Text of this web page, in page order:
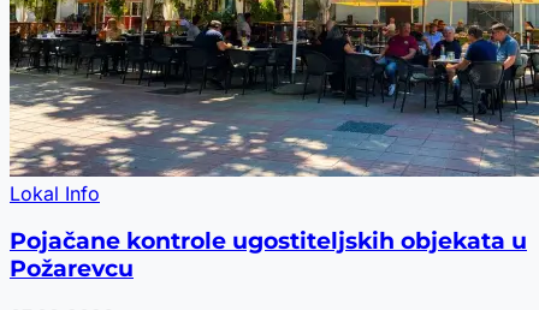
Lokal Info
Pojačane kontrole ugostiteljskih objekata u
Požarevcu